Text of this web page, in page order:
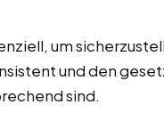
um
und den
sind.